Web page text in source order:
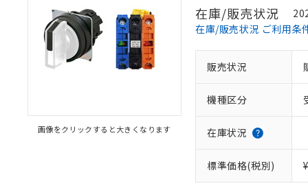
画像をクリックすると大きくなります
在庫/販売状況
在庫/販売状況 ご利用条
販売状況
機種区分
在庫状況
標準価格(税別)